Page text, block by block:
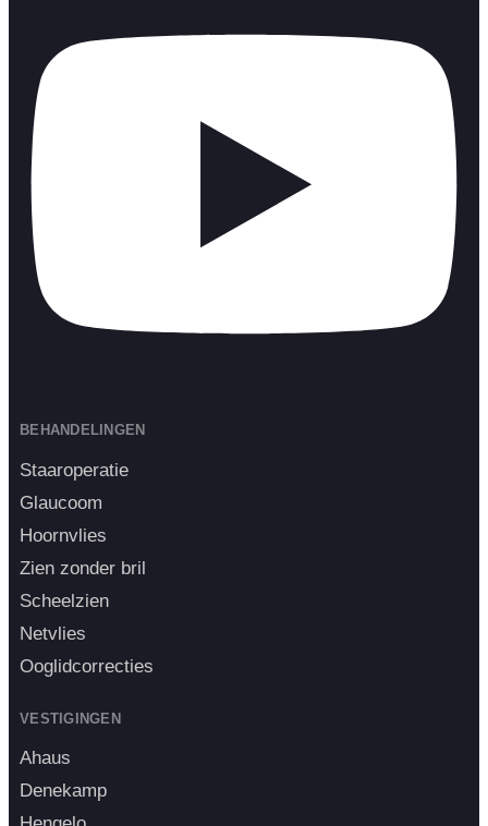
BEHANDELINGEN
Staaroperatie
Glaucoom
Hoornvlies
Zien zonder bril
Scheelzien
Netvlies
Ooglidcorrecties
VESTIGINGEN
Ahaus
Denekamp